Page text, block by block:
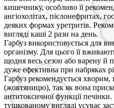
кишечнику, особливо її
ангіохолітах, пієлонефритах,
деяких формах уретритів.
вигляді каші 2 рази на день.
Гарбуз використовується для
організму. Для цього її
щодня весь сезон або варену й
дуже ефективна при набряках
Гарбуз рекомендується
(жовтяницю), так як вона
антитоксичної функції
тушкованому вигляді усуває